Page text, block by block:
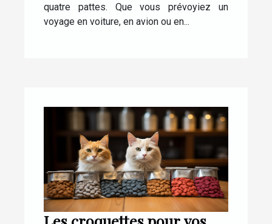
quatre pattes. Que vous prévoyiez un
voyage en voiture, en avion ou en...